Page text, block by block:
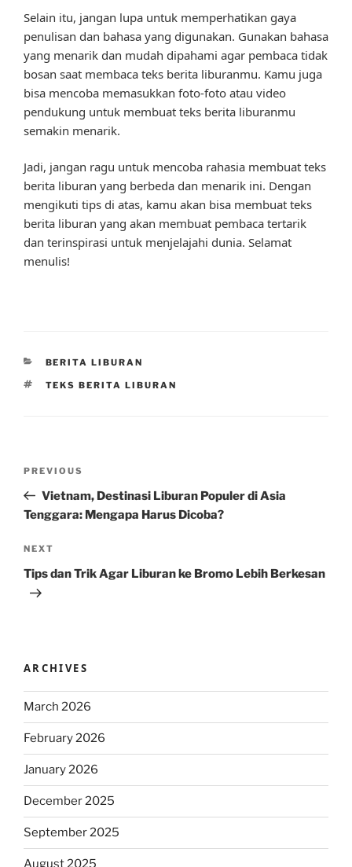
Selain itu, jangan lupa untuk memperhatikan gaya
penulisan dan bahasa yang digunakan. Gunakan bahasa
yang menarik dan mudah dipahami agar pembaca tidak
bosan saat membaca teks berita liburanmu. Kamu juga
bisa mencoba memasukkan foto-foto atau video
pendukung untuk membuat teks berita liburanmu
semakin menarik.
Jadi, jangan ragu untuk mencoba rahasia membuat teks
berita liburan yang berbeda dan menarik ini. Dengan
mengikuti tips di atas, kamu akan bisa membuat teks
berita liburan yang akan membuat pembaca tertarik
dan terinspirasi untuk menjelajahi dunia. Selamat
menulis!
CATEGORIES
BERITA LIBURAN
TAGS
TEKS BERITA LIBURAN
Previous
Post
PREVIOUS
Vietnam, Destinasi Liburan Populer di Asia
Tenggara: Mengapa Harus Dicoba?
Next
Post
NEXT
Tips dan Trik Agar Liburan ke Bromo Lebih Berkesan
ARCHIVES
March 2026
February 2026
January 2026
December 2025
September 2025
August 2025